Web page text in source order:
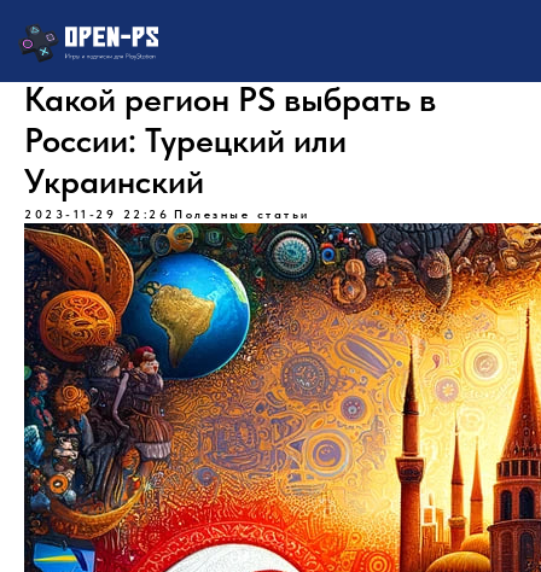
Какой регион PS выбрать в
России: Турецкий или
Украинский
2023-11-29 22:26 Полезные статьи